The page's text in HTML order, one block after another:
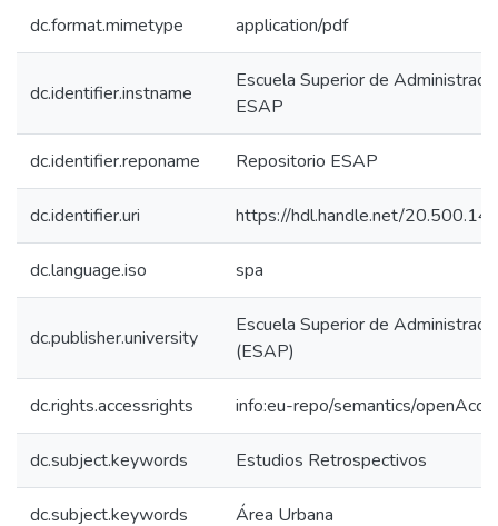
dc.format.mimetype application/pdf
dc.identifier.instname
Escuela Superior de
ESAP
dc.identifier.reponame Repositorio ESAP
dc.identifier.uri https://hdl.handle.net/
dc.language.iso spa
dc.publisher.university
Escuela Superior de
(ESAP)
dc.rights.accessrights info:eu-repo/semantics/
dc.subject.keywords Estudios Retrospectivos
dc.subject.keywords Área Urbana